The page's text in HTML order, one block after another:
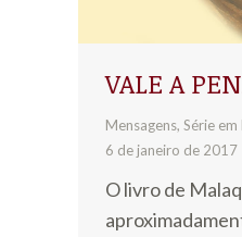
VALE A
Mensagens, Série
6 de janeiro de 2017
O livro de